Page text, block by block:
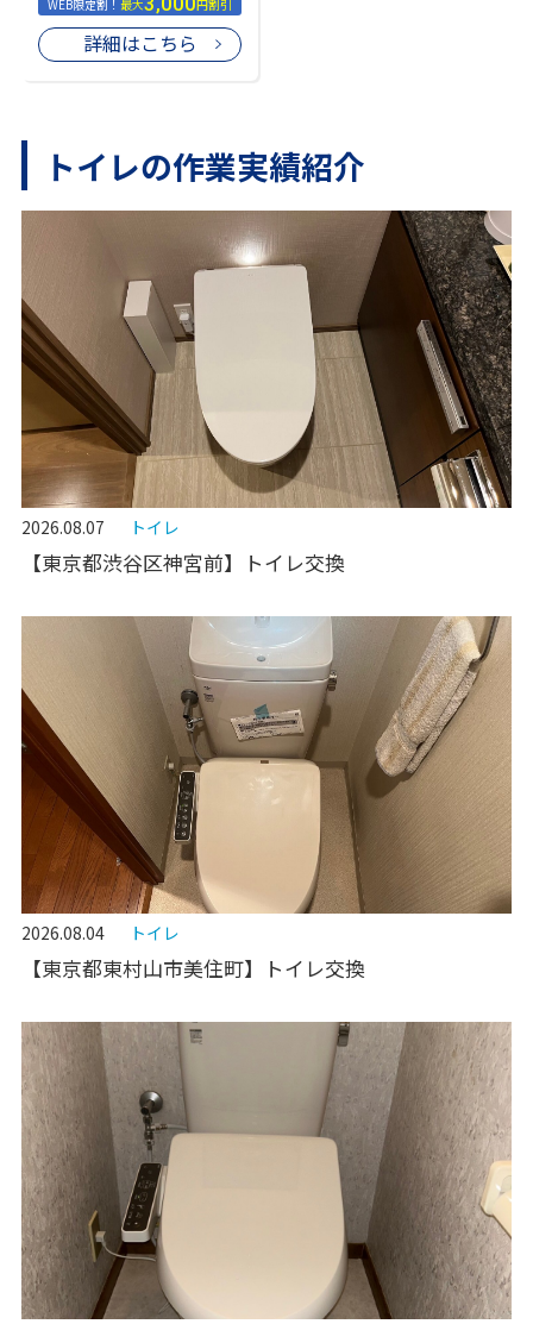
WEB限定割！最大 円割引
詳細はこちら
トイレの作業実績紹介
2026.08.07 トイレ
【東京都渋谷区神宮前】トイレ交換
2026.08.04 トイレ
【東京都東村山市美住町】トイレ交換